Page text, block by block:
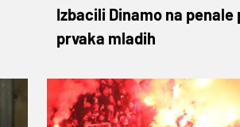
Izbacili Dinamo na penale
prvaka mladih